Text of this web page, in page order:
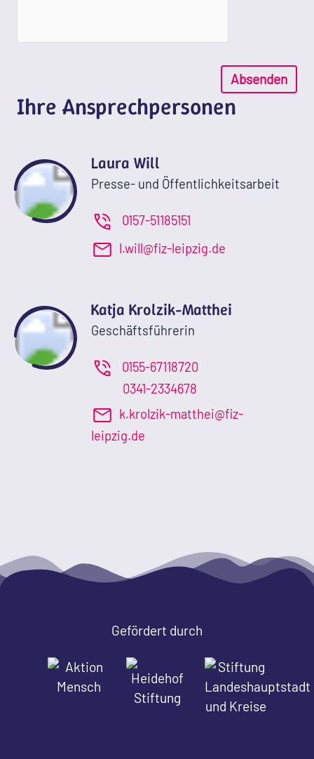
Absenden
Ihre Ansprechpersonen
Laura Will
Presse- und Öffentlichkeitsarbeit
0157-51185151
l.will@fiz-leipzig.de
Katja Krolzik-Matthei
Geschäftsführerin
0155-67118720
0341-2334678
k.krolzik-matthei@fiz-
leipzig.de
Gefördert durch